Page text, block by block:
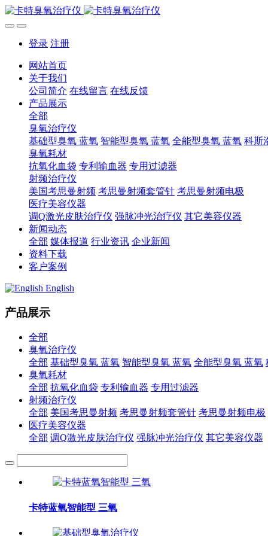
登录 注册
网站首页
关于我们
公司简介 在线留言 在线反馈
产品展示
全部
臭氧治疗仪
基础型臭氧 蓝氧 智能型臭氧 蓝氧 全能型臭氧 蓝氧 科斯
臭氧耗材
抗氧化血袋 专利输血器 专用过滤器
射频治疗仪
美国考思曼射频 考思曼射频套管针 考思曼射频电极
医疗美容仪器
调Q激光皮肤治疗仪 强脉冲光治疗仪 其它美容仪器
新闻动态
全部 媒体报道 行业资讯 企业新闻
资料下载
客户案例
English
产品展示
全部
臭氧治疗仪
全部 基础型臭氧 蓝氧 智能型臭氧 蓝氧 全能型臭氧 蓝氧
臭氧耗材
全部 抗氧化血袋 专利输血器 专用过滤器
射频治疗仪
全部 美国考思曼射频 考思曼射频套管针 考思曼射频电极
医疗美容仪器
全部 调Q激光皮肤治疗仪 强脉冲光治疗仪 其它美容仪器
卡特蓝氧智能型 三氧